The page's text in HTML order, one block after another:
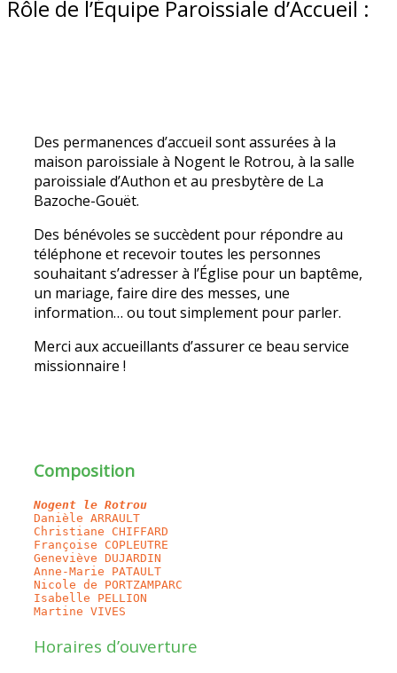
Rôle de l’Équipe Paroissiale d’Accueil :
Des permanences d’accueil sont assurées à la
maison paroissiale à Nogent le Rotrou, à la salle
paroissiale d’Authon et au presbytère de La
Bazoche-Gouët.
Des bénévoles se succèdent pour répondre au
téléphone et recevoir toutes les personnes
souhaitant s’adresser à l’Église pour un baptême,
un mariage, faire dire des messes, une
information… ou tout simplement pour parler.
Merci aux accueillants d’assurer ce beau service
missionnaire !
Composition
Nogent le Rotrou
Danièle ARRAULT
Christiane CHIFFARD
Françoise COPLEUTRE
Geneviève DUJARDIN
Anne-Marie PATAULT
Nicole de PORTZAMPARC
Isabelle PELLION
Martine VIVES
Horaires d’ouverture